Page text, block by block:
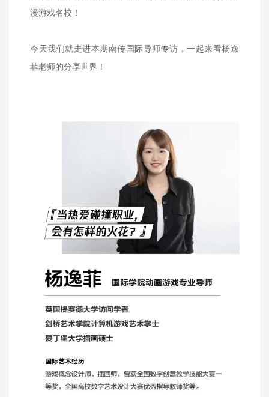
漫游戏名校！
今天我们就走进本期南传国际导师专访，一起来看杨逸
菲老师的分享世界！